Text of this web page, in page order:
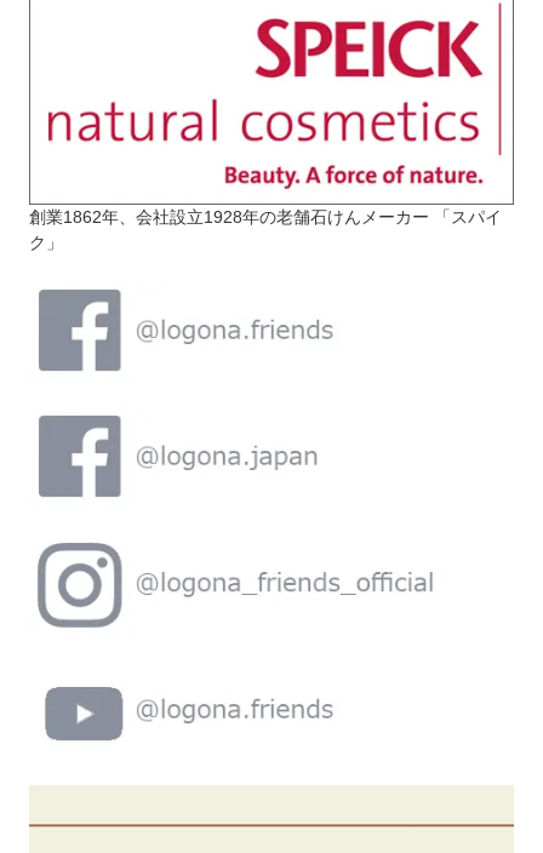
創業1862年、会社設立1928年の老舗石けんメーカー 「スパイ
ク」